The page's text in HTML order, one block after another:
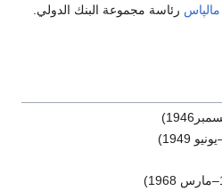
مالپاس رئاسة مجموعة البنك الدولي.